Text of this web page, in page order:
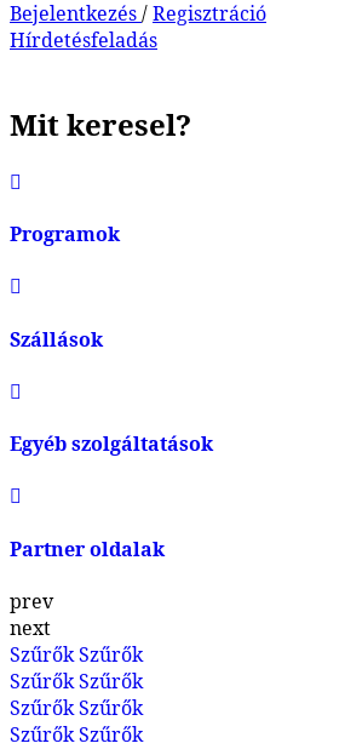
Bejelentkezés/Regisztráció
Hírdetésfeladás
Mit keresel?
Programok
Szállások
Egyéb szolgáltatások
Partner oldalak
prev
next
SzűrőkSzűrők
SzűrőkSzűrők
SzűrőkSzűrők
SzűrőkSzűrők